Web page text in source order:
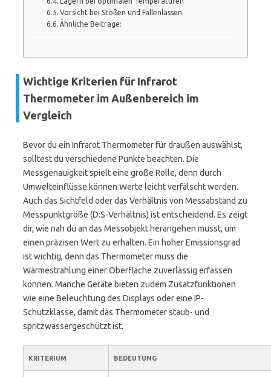
Vorsicht bei Stößen und Fallenlassen
Ähnliche Beiträge:
Wichtige Kriterien für Infrarot
Thermometer im Außenbereich im
Vergleich
Bevor du ein Infrarot Thermometer für draußen auswählst,
solltest du verschiedene Punkte beachten. Die
Messgenauigkeit spielt eine große Rolle, denn durch
Umwelteinflüsse können Werte leicht verfälscht werden.
Auch das Sichtfeld oder das Verhältnis von Messabstand zu
Messpunktgröße (D:S-Verhältnis) ist entscheidend. Es zeigt
dir, wie nah du an das Messobjekt herangehen musst, um
einen präzisen Wert zu erhalten. Ein hoher Emissionsgrad
ist wichtig, denn das Thermometer muss die
Wärmestrahlung einer Oberfläche zuverlässig erfassen
können. Manche Geräte bieten zudem Zusatzfunktionen
wie eine Beleuchtung des Displays oder eine IP-
Schutzklasse, damit das Thermometer staub- und
spritzwassergeschützt ist.
KRITERIUM BEDEUTUNG